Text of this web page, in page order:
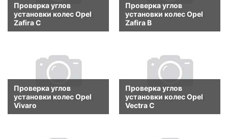
Проверка углов
установки колес Opel
Zafira C
Проверка углов
установки колес Opel
Zafira B
Проверка углов
установки колес Opel
Vivaro
Проверка углов
установки колес Opel
Vectra C